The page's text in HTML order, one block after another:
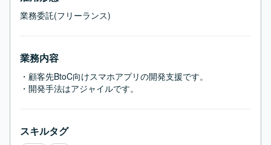
業務委託(フリーランス)
業務内容
・顧客先BtoC向けスマホアプリの開発支援です。
・開発手法はアジャイルです。
スキルタグ